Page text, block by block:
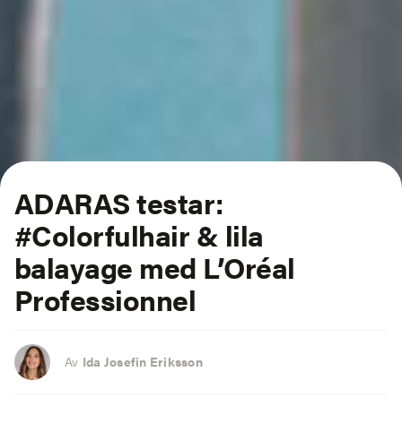
ADARAS testar:
#Colorfulhair & lila
balayage med L’Oréal
Professionnel
Av Ida Josefin Eriksson